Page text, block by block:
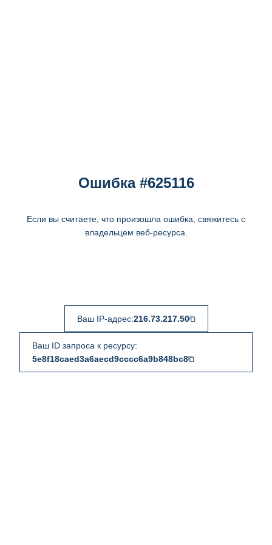
Ошибка #625116
Если вы считаете, что произошла ошибка, свяжитесь с
владельцем веб-ресурса.
Ваш IP-адрес:216.73.217.50
Ваш ID запроса к ресурсу:
5e8f18caed3a6aecd9cccc6a9b848bc8